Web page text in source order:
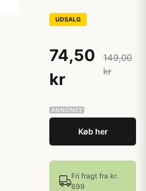
UDSALG
74,50
kr
149,00
kr
Køb her
Fri fragt fra kr.
699